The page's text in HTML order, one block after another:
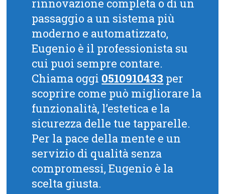
rinnovazione completa o di un
passaggio a un sistema più
moderno e automatizzato,
Eugenio è il professionista su
cui puoi sempre contare.
Chiama oggi 0510910433 per
scoprire come può migliorare la
funzionalità, l’estetica e la
sicurezza delle tue tapparelle.
Per la pace della mente e un
servizio di qualità senza
compromessi, Eugenio è la
scelta giusta.